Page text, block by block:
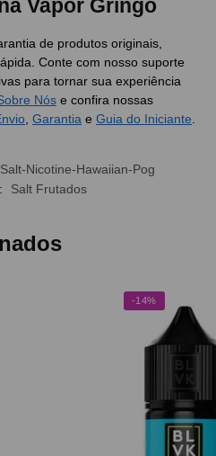
Vapor Gringo
de produtos originais,
Conte com nosso suporte
para tornar sua experiência
Nós e confira nossas
Garantia e Guia do Iniciante
Nicotine-Hawaiian-Pog
Salt Frutados
-14%